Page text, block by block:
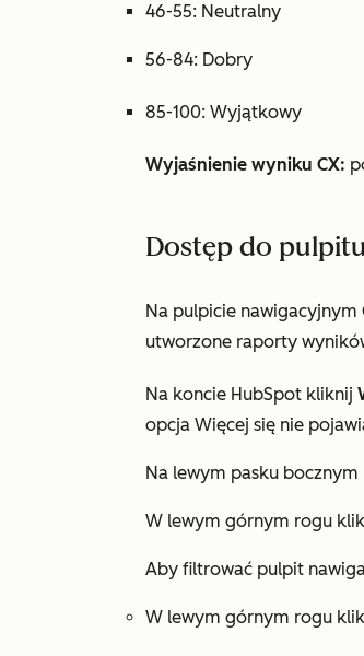
46-55: Neutralny
56-84: Dobry
85-100: Wyjątkowy
Wyjaśnienie wyniku CX:
Dostęp do
Na pulpicie nawigacyjnym
utworzone raporty
Na koncie HubSpot kliknij
opcja Więcej się nie
Na lewym pasku
W lewym górnym rogu
Aby filtrować pulpit
W lewym górnym rogu